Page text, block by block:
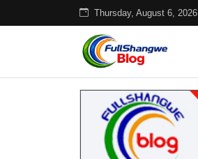
Thursday, August 6, 2026